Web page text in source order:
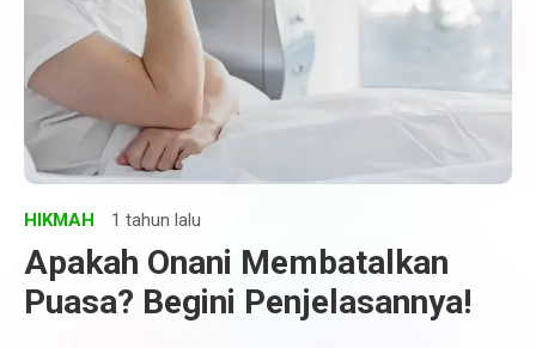
HIKMAH 1 tahun lalu
Apakah Onani Membatalkan
Puasa? Begini Penjelasannya!